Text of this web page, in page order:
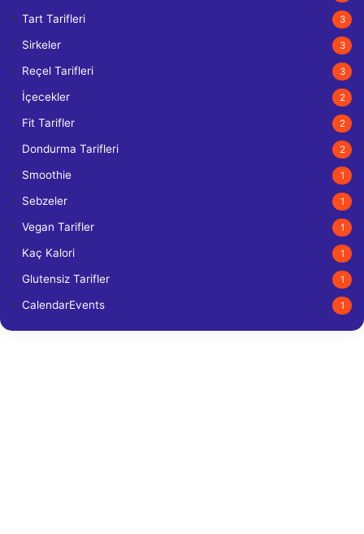
Tart Tarifleri 3
Sirkeler 3
Reçel Tarifleri 3
İçecekler 2
Fit Tarifler 2
Dondurma Tarifleri 2
Smoothie 1
Sebzeler 1
Vegan Tarifler 1
Kaç Kalori 1
Glutensiz Tarifler 1
CalendarEvents 1